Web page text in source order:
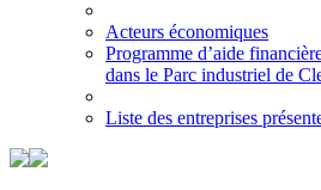
Acteurs économiques
Programme d’aide
dans le Parc industriel de
Liste des entreprises